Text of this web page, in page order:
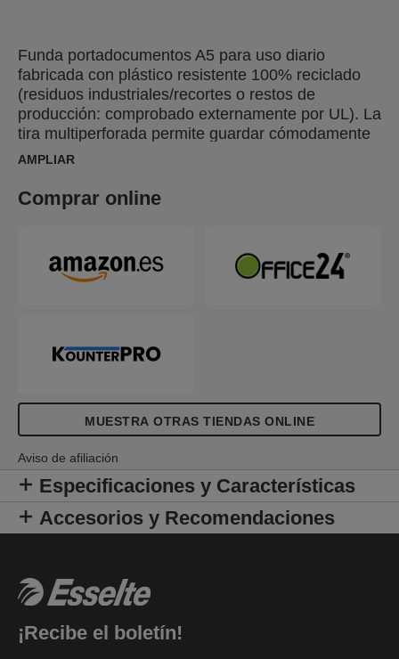
Funda portadocumentos A5 para uso diario
fabricada con plástico resistente 100% reciclado
(residuos industriales/recortes o restos de
producción: comprobado externamente por UL). La
tira multiperforada permite guardar cómodamente
los documentos en archivadores de palanca y
reciclarse de nuevo. Se envasa en una caja de
cartón 100% reciclada y reciclable. Fabricada en
AMPLIAR
Comprar online
MUESTRA OTRAS TIENDAS ONLINE
Aviso de afiliación
Especificaciones y Características
Accesorios y Recomendaciones
¡Recibe el boletín!